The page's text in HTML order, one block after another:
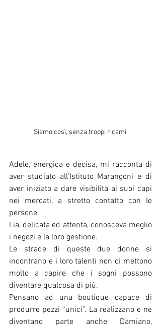
Siamo così, senza troppi ricami.
Adele, energica e decisa, mi racconta di
aver studiato all’Istituto Marangoni e di
aver iniziato a dare visibilità ai suoi capi
nei mercati, a stretto contatto con le
persone.
Lia, delicata ed attenta, conosceva meglio
i negozi e la loro gestione.
Le strade di queste due donne si
incontrano e i loro talenti non ci mettono
molto a capire che i sogni possono
diventare qualcosa di più.
Pensano ad una boutique capace di
produrre pezzi “unici”. La realizzano e ne
diventano parte anche Damiano,